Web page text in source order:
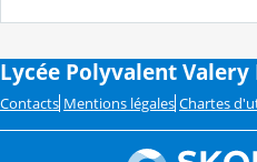
Lycée Polyvalent Valery
Contacts Mentions légales Chartes